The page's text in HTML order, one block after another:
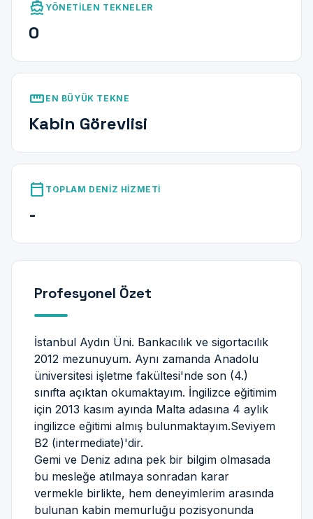
directions_boat YÖNETILEN TEKNELER
0
straighten EN BÜYÜK TEKNE
Kabin Görevlisi
calendar_today TOPLAM DENIZ HIZMETI
-
Profesyonel Özet
İstanbul Aydın Üni. Bankacılık ve sigortacılık
2012 mezunuyum. Aynı zamanda Anadolu
üniversitesi işletme fakültesi'nde son (4.)
sınıfta açıktan okumaktayım. İngilizce eğitimim
için 2013 kasım ayında Malta adasına 4 aylık
ingilizce eğitimi almış bulunmaktayım.Seviyem
B2 (intermediate)'dir.
Gemi ve Deniz adına pek bir bilgim olmasada
bu mesleğe atılmaya sonradan karar
vermekle birlikte, hem deneyimlerim arasında
bulunan kabin memurluğu pozisyonunda